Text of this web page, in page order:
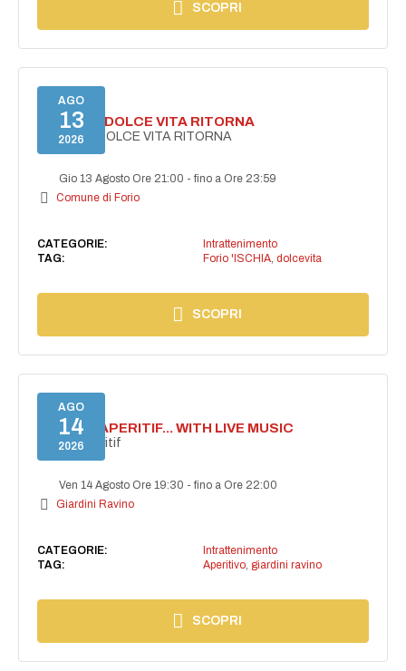
SCOPRI
AGO
13
2026
FORIO LA DOLCE VITA RITORNA
FORIO LA DOLCE VITA RITORNA
Gio 13 Agosto Ore 21:00 -fino a Ore 23:59
Comune di Forio
CATEGORIE:
Intrattenimento
TAG:
Forio 'ISCHIA, dolcevita
SCOPRI
AGO
14
2026
SECRET APERITIF... WITH LIVE MUSIC
Secret aperitif
Ven 14 Agosto Ore 19:30 -fino a Ore 22:00
Giardini Ravino
CATEGORIE:
Intrattenimento
TAG:
Aperitivo, giardini ravino
SCOPRI